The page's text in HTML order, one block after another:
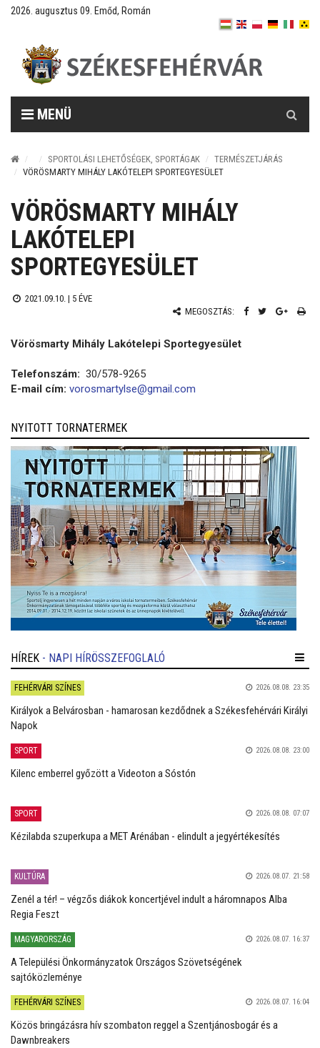
2026. augusztus 09. Emőd, Román
MENÜ
SPORTOLÁSI LEHETŐSÉGEK, SPORTÁGAK
TERMÉSZETJÁRÁS
VÖRÖSMARTY MIHÁLY LAKÓTELEPI SPORTEGYESÜLET
VÖRÖSMARTY MIHÁLY
LAKÓTELEPI
SPORTEGYESÜLET
2021.09.10. | 5 ÉVE
MEGOSZTÁS:
Vörösmarty Mihály Lakótelepi Sportegyesület
Telefonszám: 30/578-9265
E-mail cím: vorosmartylse@gmail.com
NYITOTT TORNATERMEK
HÍREK - NAPI HÍRÖSSZEFOGLALÓ
FEHÉRVÁRI SZÍNES 2026.08.08. 23:35
Királyok a Belvárosban - hamarosan kezdődnek a Székesfehérvári Királyi
Napok
SPORT 2026.08.08. 23:00
Kilenc emberrel győzött a Videoton a Sóstón
SPORT 2026.08.08. 07:07
Kézilabda szuperkupa a MET Arénában - elindult a jegyértékesítés
KULTÚRA 2026.08.07. 21:58
Zenél a tér! – végzős diákok koncertjével indult a háromnapos Alba
Regia Feszt
MAGYARORSZÁG 2026.08.07. 16:37
A Települési Önkormányzatok Országos Szövetségének
sajtóközleménye
FEHÉRVÁRI SZÍNES 2026.08.07. 16:04
Közös bringázásra hív szombaton reggel a Szentjánosbogár és a
Dawnbreakers